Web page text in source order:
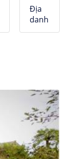
Địa
danh